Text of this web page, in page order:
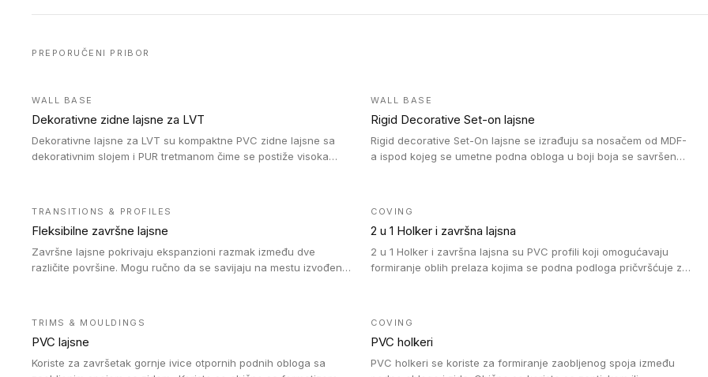
PREPORUČENI PRIBOR
WALL BASE
Dekorativne zidne lajsne za LVT
Dekorativne lajsne za LVT su kompaktne PVC zidne lajsne sa
dekorativnim slojem i PUR tretmanom čime se postiže visoka
WALL BASE
Rigid Decorative Set-on lajsne
Rigid decorative Set-On lajsne se izrađuju sa nosačem od MDF-
a ispod kojeg se umetne podna obloga u boji boja se savršeno
TRANSITIONS & PROFILES
Fleksibilne završne lajsne
Završne lajsne pokrivaju ekspanzioni razmak između dve
različite površine. Mogu ručno da se savijaju na mestu izvođenja
(kompaktni i akustički), kao i sa podnim oblogama od linoleuma.
COVING
2 u 1 Holker i završna lajsna
2 u 1 Holker i završna lajsna su PVC profili koji omogućavaju
formiranje oblih prelaza kojima se podna podloga pričvršćuje za
TRIMS & MOULDINGS
PVC lajsne
Koriste za završetak gornje ivice otpornih podnih obloga sa
COVING
PVC holkeri
PVC holkeri se koriste za formiranje zaobljenog spoja između